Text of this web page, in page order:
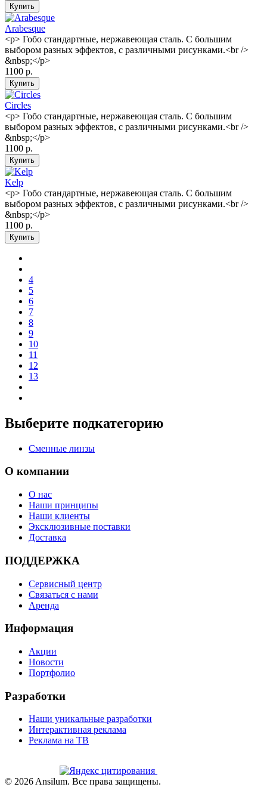
Arabesque
<p> Гобо стандартные, нержавеющая сталь. С большим
выбором разных эффектов, с различными рисунками.<br />
&nbsp;</p>
1100 р.
Circles
<p> Гобо стандартные, нержавеющая сталь. С большим
выбором разных эффектов, с различными рисунками.<br />
&nbsp;</p>
1100 р.
Kelp
<p> Гобо стандартные, нержавеющая сталь. С большим
выбором разных эффектов, с различными рисунками.<br />
&nbsp;</p>
1100 р.
4
5
6
7
8
9
10
11
12
13
Выберите подкатегорию
Сменные линзы
О компании
О нас
Наши принципы
Наши клиенты
Эксклюзивные поставки
Доставка
ПОДДЕРЖКА
Сервисный центр
Связаться с нами
Аренда
Информация
Акции
Новости
Портфолио
Разработки
Наши уникальные разработки
Интерактивная реклама
Реклама на ТВ
© 2026Ansilum. Все права защищены.